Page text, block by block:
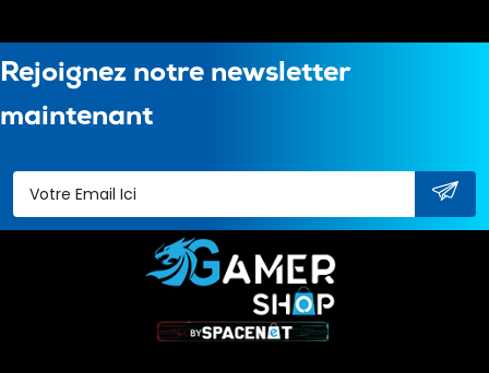
Rejoignez notre newsletter
maintenant